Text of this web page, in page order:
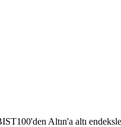
Altın'a altı